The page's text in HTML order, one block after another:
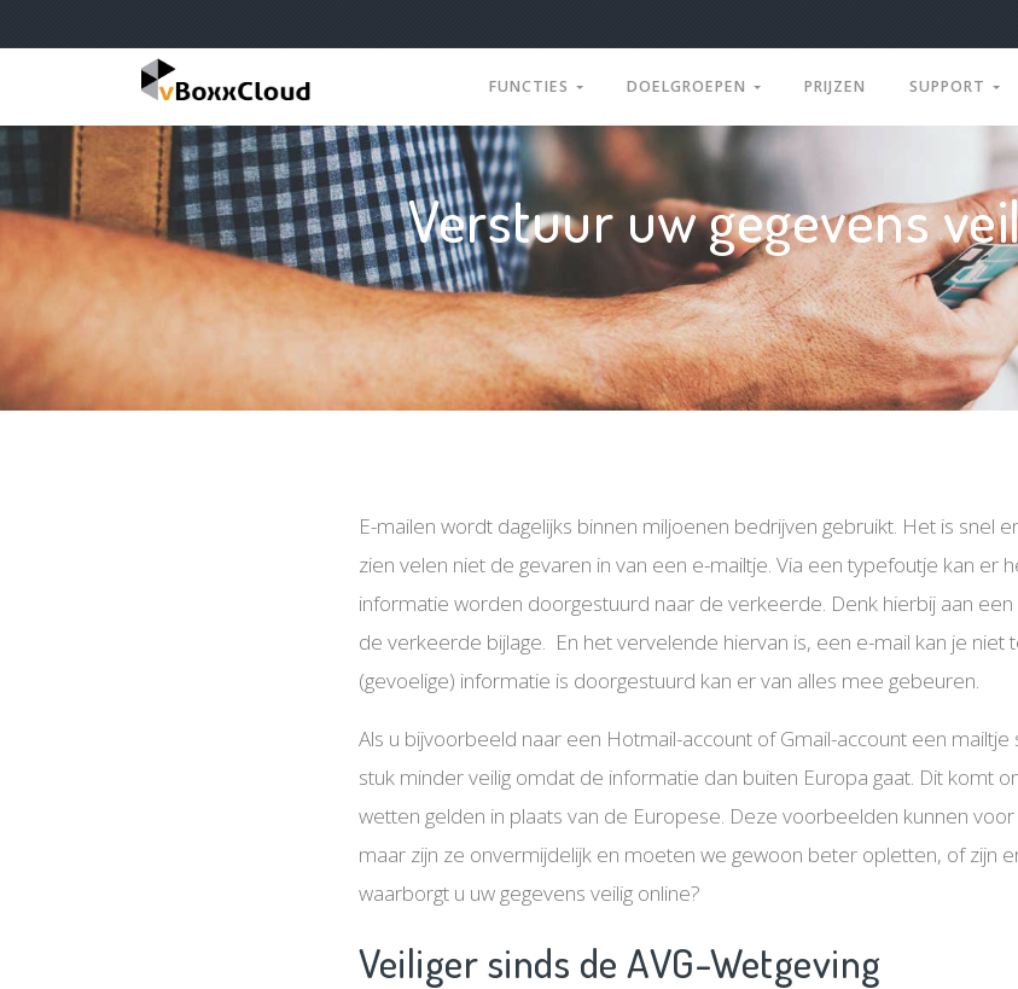
FUNCTIES DOELGROEPEN PRIJZEN SUPPORT
Verstuur uw gegevens
E-mailen wordt dagelijks binnen miljoenen bedrijven gebruikt. Het is snel
zien velen niet de gevaren in van een e-mailtje. Via een typefoutje kan er
informatie worden doorgestuurd naar de verkeerde. Denk hierbij aan
de verkeerde bijlage. En het vervelende hiervan is, een e-mail kan je niet
(gevoelige) informatie is doorgestuurd kan er van alles mee gebeuren.
Als u bijvoorbeeld naar een Hotmail-account of Gmail-account een mailtje
stuk minder veilig omdat de informatie dan buiten Europa gaat. Dit komt
wetten gelden in plaats van de Europese. Deze voorbeelden kunnen
maar zijn ze onvermijdelijk en moeten we gewoon beter opletten, of zijn
waarborgt u uw gegevens veilig online?
Veiliger sinds de AVG-Wetgeving